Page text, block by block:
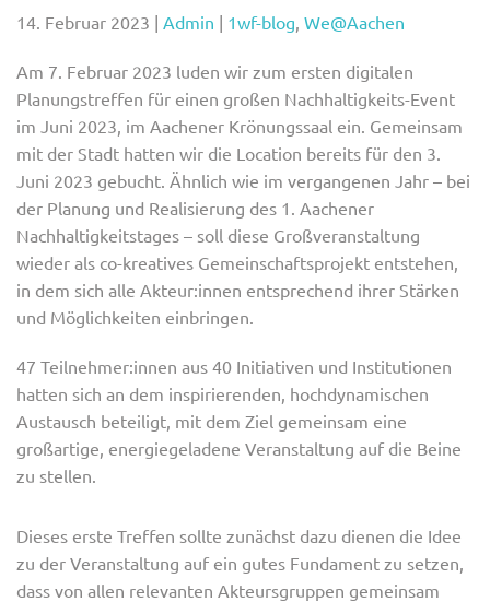
14. Februar 2023 | Admin | 1wf-blog We@Aachen
Am 7. Februar 2023 luden wir zum ersten digitalen
Planungstreffen für einen großen Nachhaltigkeits-Event
im Juni 2023, im Aachener Krönungssaal ein. Gemeinsam
mit der Stadt hatten wir die Location bereits für den 3.
Juni 2023 gebucht. Ähnlich wie im vergangenen Jahr – bei
der Planung und Realisierung des 1. Aachener
Nachhaltigkeitstages – soll diese Großveranstaltung
wieder als co-kreatives Gemeinschaftsprojekt entstehen,
in dem sich alle Akteur:innen entsprechend ihrer Stärken
und Möglichkeiten einbringen.
47 Teilnehmer:innen aus 40 Initiativen und Institutionen
hatten sich an dem inspirierenden, hochdynamischen
Austausch beteiligt, mit dem Ziel gemeinsam eine
großartige, energiegeladene Veranstaltung auf die Beine
zu stellen.
Dieses erste Treffen sollte zunächst dazu dienen die Idee
zu der Veranstaltung auf ein gutes Fundament zu setzen,
dass von allen relevanten Akteursgruppen gemeinsam